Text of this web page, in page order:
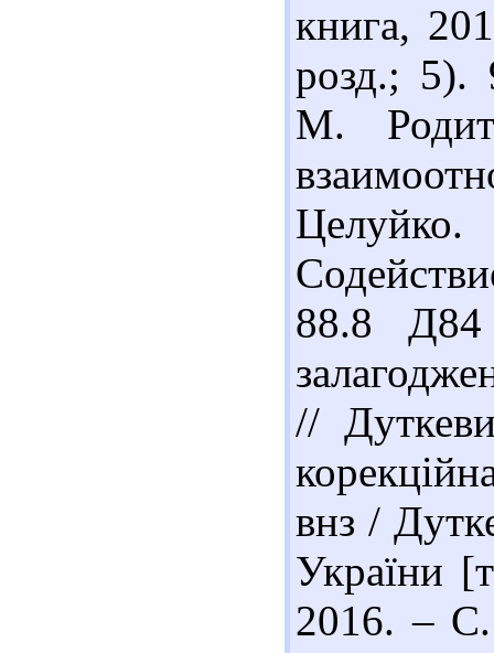
книга,
розд.; 5).
М.
88.8
//
внз /
України
2016. –